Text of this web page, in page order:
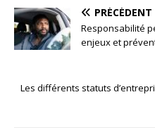
PRÉCÉDENT
Responsabilité
enjeux et
Les différents statuts